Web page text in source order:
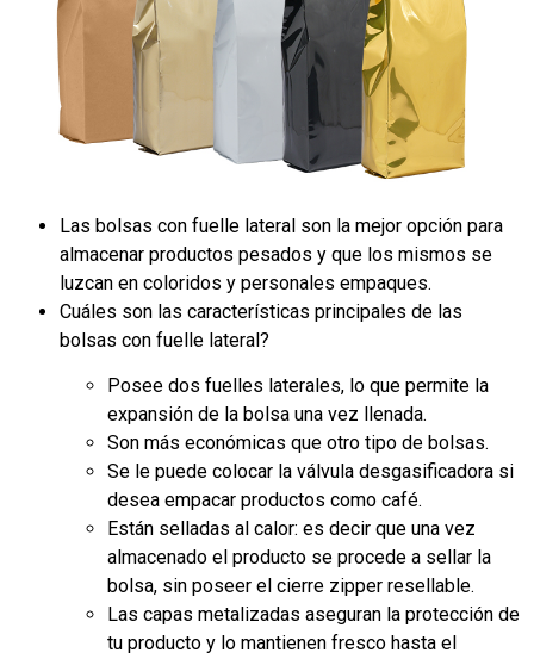
Las bolsas con fuelle lateral son la mejor opción para
almacenar productos pesados y que los mismos se
luzcan en coloridos y personales empaques.
Cuáles son las características principales de las
bolsas con fuelle lateral?
Posee dos fuelles laterales, lo que permite la
expansión de la bolsa una vez llenada.
Son más económicas que otro tipo de bolsas.
Se le puede colocar la válvula desgasificadora si
desea empacar productos como café.
Están selladas al calor: es decir que una vez
almacenado el producto se procede a sellar la
bolsa, sin poseer el cierre zipper resellable.
Las capas metalizadas aseguran la protección de
tu producto y lo mantienen fresco hasta el